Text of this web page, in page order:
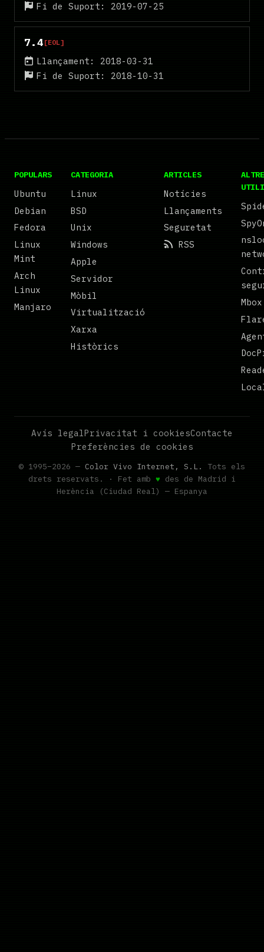
Fi de Suport: 2019-07-25
7.4 [EOL]
Llançament: 2018-03-31
Fi de Suport: 2018-10-31
POPULARS
Ubuntu
Debian
Fedora
Linux
Mint
Arch
Linux
Manjaro
CATEGORIA
Linux
BSD
Unix
Windows
Apple
Servidor
Mòbil
Virtualització
Xarxa
Històrics
ARTICLES
Notícies
Llançaments
Seguretat
RSS
Avís legal Privacitat i cookiesContacte
Preferències de cookies
© 1995–2026 — Color Vivo Internet, S.L.
Tots els
drets reservats. · Fet amb ♥ des de Madrid i
Herència (Ciudad Real) — Espanya